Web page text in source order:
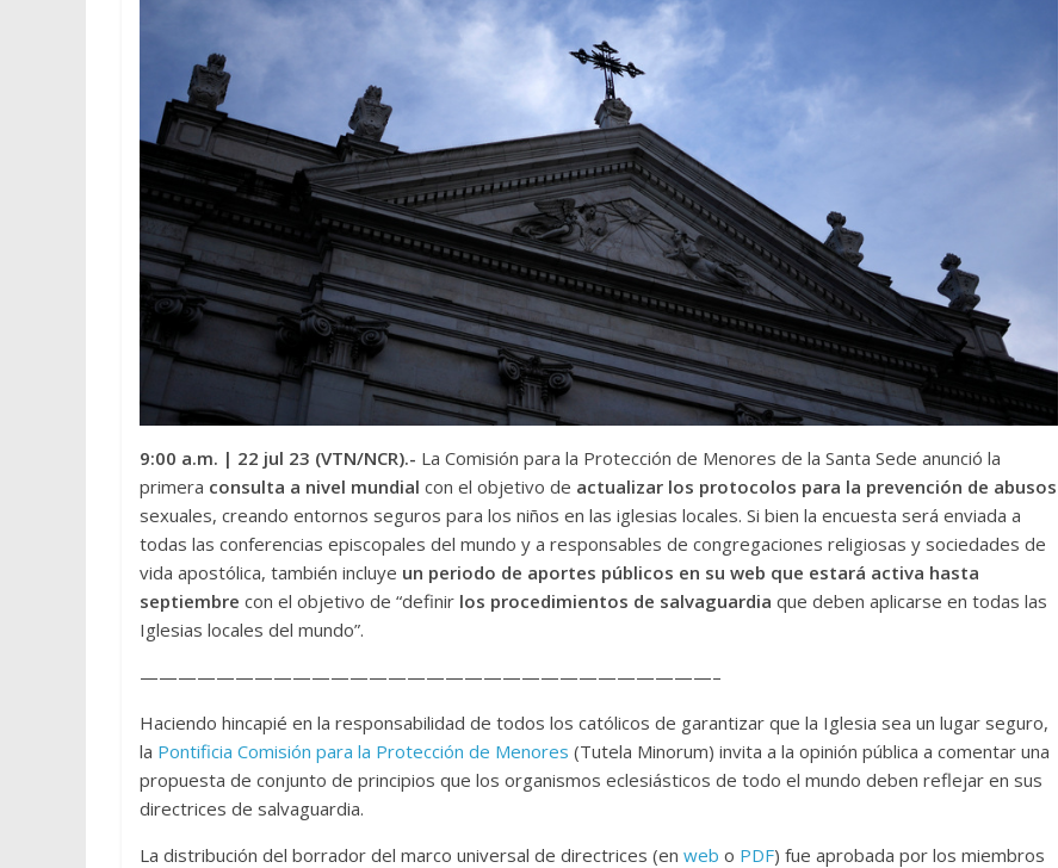
9:00 a.m. | 22 jul 23 (VTN/NCR).- La Comisión para la Protección de Menores de la Santa Sede anunció la
primera consulta a nivel mundial con el objetivo de actualizar los protocolos para la prevención de abusos
sexuales, creando entornos seguros para los niños en las iglesias locales. Si bien la encuesta será enviada a
todas las conferencias episcopales del mundo y a responsables de congregaciones religiosas y sociedades de
vida apostólica, también incluye un periodo de aportes públicos en su web que estará activa hasta
septiembre con el objetivo de “definir los procedimientos de salvaguardia que deben aplicarse en todas las
Iglesias locales del mundo”.
——————————————————————————————–
Haciendo hincapié en la responsabilidad de todos los católicos de garantizar que la Iglesia sea un lugar seguro,
la Pontificia Comisión para la Protección de Menores (Tutela Minorum) invita a la opinión pública a comentar una
propuesta de conjunto de principios que los organismos eclesiásticos de todo el mundo deben reflejar en sus
directrices de salvaguardia.
La distribución del borrador del marco universal de directrices (en web o PDF) fue aprobada por los miembros